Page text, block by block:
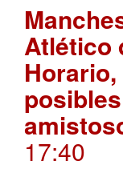
Atlético
17:40